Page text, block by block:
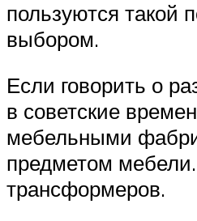
пользуются такой
выбором.
Если говорить о
в советские
мебельными
предметом
трансформеров.